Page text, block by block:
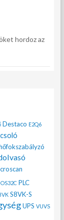
hordoz az
Destaco E2Q6
OS32C PLC
S8VK-S
UPS VUVS